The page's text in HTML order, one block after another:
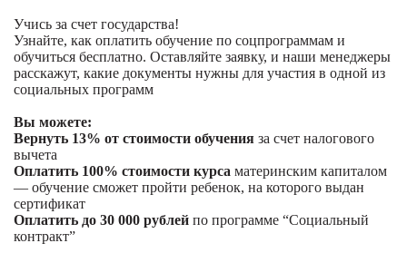
Учись за счет государства!
Узнайте, как оплатить обучение по соцпрограммам и
обучиться бесплатно. Оставляйте заявку, и наши менеджеры
расскажут, какие документы нужны для участия в одной из
социальных программ
Вы можете:
Вернуть 13% от стоимости обучения за счет налогового
вычета
Оплатить 100% стоимости курса материнским капиталом
— обучение сможет пройти ребенок, на которого выдан
сертификат
Оплатить до 30 000 рублей по программе “Социальный
контракт”